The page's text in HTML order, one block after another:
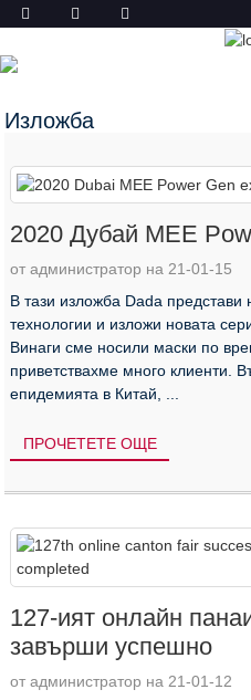
Изложба
2020 Дубай MEE
от администратор на 21-01-15
В тази изложба Dada представи
технологии и изложи новата
Винаги сме носили маски по
приветствахме много клиенти.
епидемията в Китай, ...
ПРОЧЕТЕТЕ ОЩЕ
127-ият онлайн
завърши успешно
от администратор на 21-01-12